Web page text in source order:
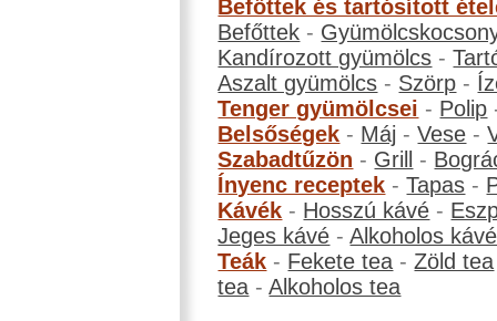
Befőttek és tartósított
Befőttek -
Kandírozott gyümölcs -
Aszalt gyümölcs - Szörp -
Tenger gyümölcsei - Polip
Belsőségek - Máj -Vese -
Szabadtűzön - Grill -
Ínyenc receptek -Tapas -
Kávék - Hosszú kávé -
Jeges kávé -Alkoholos kávé
Teák - Fekete tea -Zöld tea
tea -Alkoholos tea